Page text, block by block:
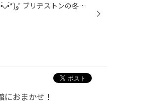
みなさん、こんにちは(*•̀ᴗ•́*)و ̑̑ タイヤ館北見でございます(*•̀ᴗ•́*)و ̑̑ ブリヂストンの冬タイヤといえばブリザックが有名ですが、 直営店の当店にはもう一つオススメ品があります(｀·ω·´) ブリヂストン・スタッドレスカタログ非掲載モデル【アイスパートナー2】一部販売店のみの取り扱いでサイ...
おまかせ！